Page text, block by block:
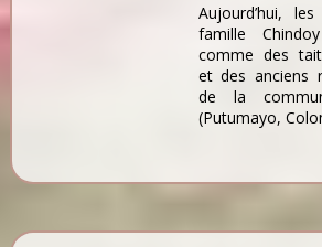
Aujourd’hui,
famille
comme des
et des anciens
de la
(Putumayo,